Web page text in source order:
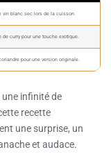
vin blanc sec lors de la cuisson.
de curry pour une touche exotique.
pour une version originale.
une infinité de
recette
une surprise, un
et audace.